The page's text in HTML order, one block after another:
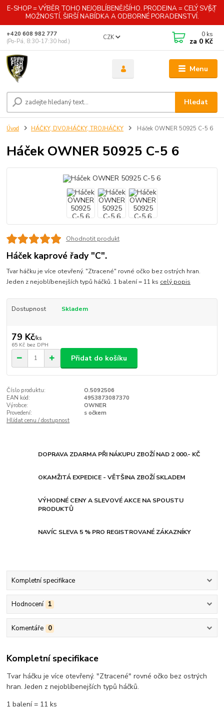
E-SHOP = VÝBĚR TOHO NEJOBLÍBENĚJŠÍHO. PRODEJNA = CELÝ SVĚT
MOŽNOSTÍ, ŠIRŠÍ NABÍDKA A ODBORNÉ PORADENSTVÍ.
Menu
CZK
Hledat
+420 608 982 777
(Po-Pá, 8:30-17:30 hod.)
0 ks
za 0 Kč
Úvod HÁČKY, DVOJHÁČKY, TROJHÁČKY Háček OWNER 50925 C-5 6
Háček OWNER 50925 C-5 6
Ohodnotit produkt
Háček kaprové řady "C".
Tvar háčku je více otevřený. "Ztracené" rovné očko bez ostrých hran.
Jeden z nejoblíbenejších typů háčků. 1 balení = 11 ks celý popis
Dostupnost Skladem
79 Kč/ks
65 Kč bez DPH
Přidat do košíku
Číslo produktu:
O.5092506
EAN kód:
4953873087370
Výrobce:
OWNER
Provedení:
s očkem
Hlídat cenu / dostupnost
DOPRAVA ZDARMA PŘI NÁKUPU ZBOŽÍ NAD 2 000.- KČ
OKAMŽITÁ EXPEDICE - VĚTŠINA ZBOŽÍ SKLADEM
VÝHODNÉ CENY A SLEVOVÉ AKCE NA SPOUSTU
PRODUKTŮ
NAVÍC SLEVA 5 % PRO REGISTROVANÉ ZÁKAZNÍKY
Kompletní specifikace
Hodnocení 1
Komentáře 0
Kompletní specifikace
Tvar háčku je více otevřený. "Ztracené" rovné očko bez ostrých
hran. Jeden z nejoblíbenejších typů háčků.
1 balení = 11 ks